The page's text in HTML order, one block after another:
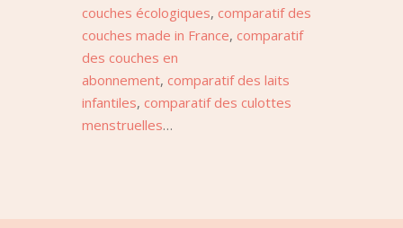
couches écologiques, comparatif des
couches made in France, comparatif
des couches en
abonnement, comparatif des laits
infantiles, comparatif des culottes
menstruelles…